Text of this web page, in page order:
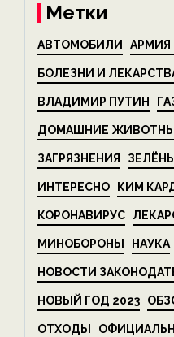
Метки
АВТОМОБИЛИ АРМИЯ
БОЛЕЗНИ И
ВЛАДИМИР ПУТИН
ДОМАШНИЕ
ЗАГРЯЗНЕНИЯ
ИНТЕРЕСНО КИМ
КОРОНАВИРУС
МИНОБОРОНЫ НАУКА
НОВОСТИ
НОВЫЙ ГОД 2023
ОТХОДЫ